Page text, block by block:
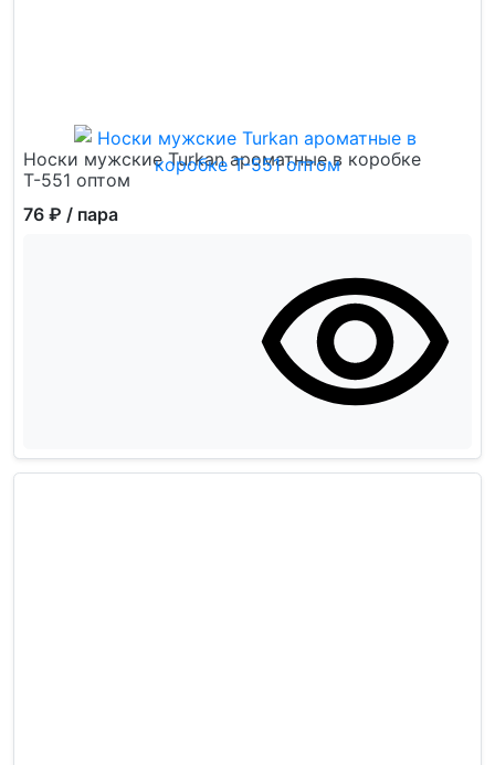
Носки мужские Turkan ароматные в коробке
Т-551 оптом
76 ₽ / пара